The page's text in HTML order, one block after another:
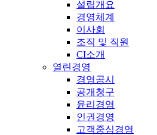
설립개요
경영체계
이사회
조직 및 직원
CI소개
열린경영
경영공시
공개청구
윤리경영
인권경영
고객중심경영